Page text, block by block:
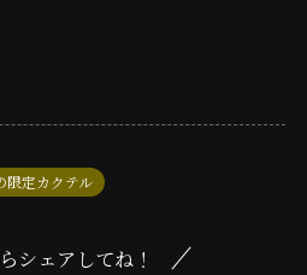
限定カクテル
シェアしてね！